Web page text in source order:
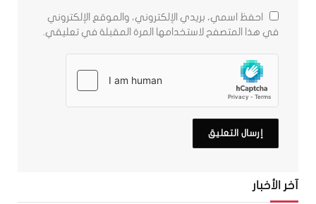
احفظ اسمي، بريدي الإلكتروني، والموقع الإلكتروني
في هذا المتصفح لاستخدامها المرة المقبلة في تعليقي.
آخر الأخبار